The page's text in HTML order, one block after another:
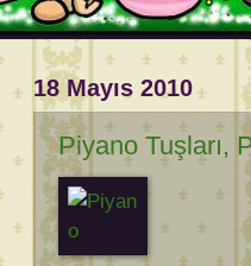
18 Mayıs 2010
Piyano Tuşları,